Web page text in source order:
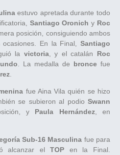
estuvo apretada durante todo
Santiago Oronich y Roc
posición, consiguiendo ambos
En la Final, Santiago
la victoria, y el catalán Roc
. La medalla de bronce fue
fue Aina Vila quién se hizo
se subieron al podio Swann
y Paula Hernández, en
Sub-16 Masculina fue para
alcanzar elTOP en la Final.